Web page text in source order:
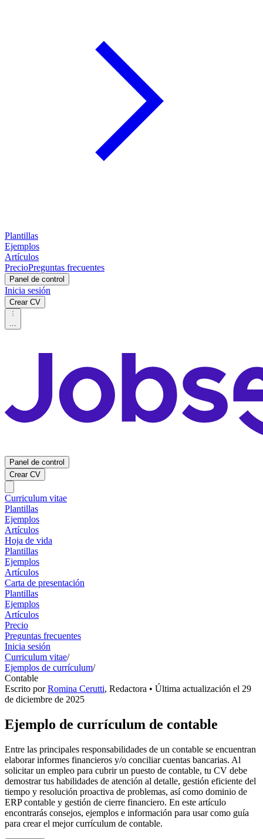
Plantillas
Ejemplos
Artículos
PrecioPreguntas frecuentes
Panel de control
Inicia sesión
Crear CV
...
Panel de control
Crear CV
Curriculum vitae
Plantillas
Ejemplos
Artículos
Hoja de vida
Plantillas
Ejemplos
Artículos
Carta de presentación
Plantillas
Ejemplos
Artículos
Precio
Preguntas frecuentes
Inicia sesión
Curriculum vitae/
Ejemplos de currículum/
Contable
Escrito porRomina Cerutti, Redactora • Última actualización el 29
de diciembre de 2025
Ejemplo de currículum de contable
Entre las principales responsabilidades de un contable se encuentran
elaborar informes financieros y/o conciliar cuentas bancarias. Al
solicitar un empleo para cubrir un puesto de contable, tu CV debe
demostrar tus habilidades de atención al detalle, gestión eficiente del
tiempo y resolución proactiva de problemas, así como dominio de
ERP contable y gestión de cierre financiero. En este artículo
encontrarás consejos, ejemplos e información para usar como guía
para crear el mejor currículum de contable.